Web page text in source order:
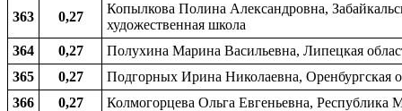
363 0,27
Копылкова Полина Александровна,
художественная школа
364
0,27
Полухина Марина Васильевна, Липецкая
365
0,27
Подгорных Ирина Николаевна, Оренбургская
366
0,27 Колмогорцева Ольга Евгеньевна, Республика